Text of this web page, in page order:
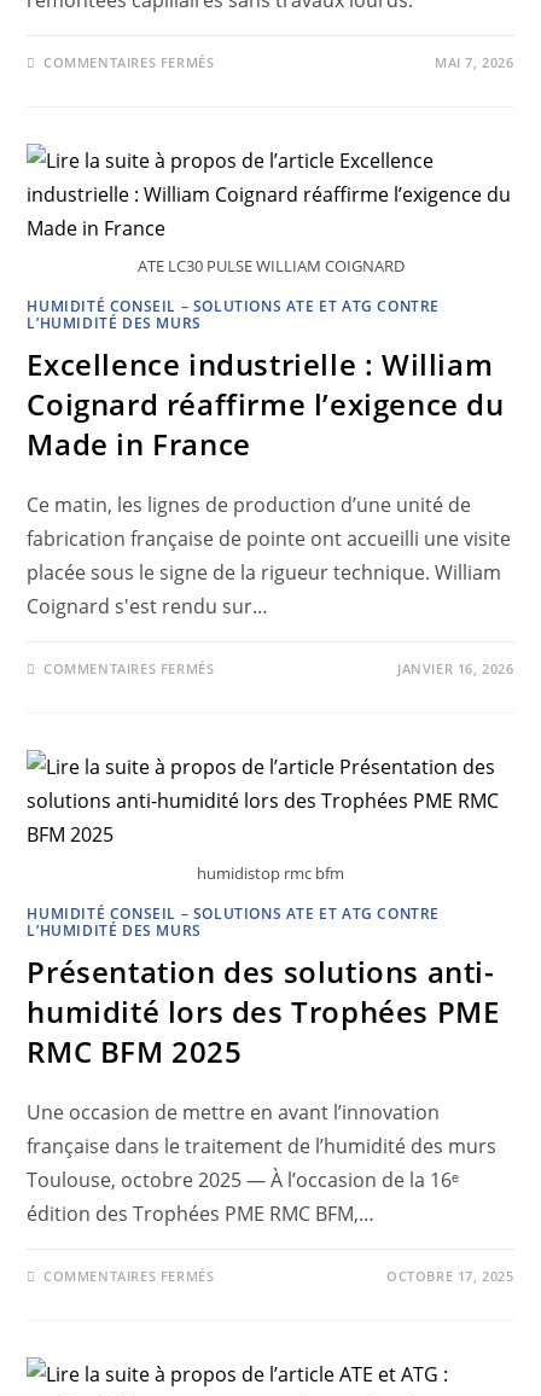
COMMENTAIRES FERMÉS MAI 7, 2026
ATE LC30 PULSE WILLIAM COIGNARD
HUMIDITÉ CONSEIL – SOLUTIONS ATE ET ATG CONTRE
L’HUMIDITÉ DES MURS
Excellence industrielle : William
Coignard réaffirme l’exigence du
Made in France
Ce matin, les lignes de production d’une unité de
fabrication française de pointe ont accueilli une visite
placée sous le signe de la rigueur technique. William
Coignard s'est rendu sur…
COMMENTAIRES FERMÉS JANVIER 16, 2026
humidistop rmc bfm
HUMIDITÉ CONSEIL – SOLUTIONS ATE ET ATG CONTRE
L’HUMIDITÉ DES MURS
Présentation des solutions anti-
humidité lors des Trophées PME
RMC BFM 2025
Une occasion de mettre en avant l’innovation
française dans le traitement de l’humidité des murs
Toulouse, octobre 2025 — À l’occasion de la 16ᵉ
édition des Trophées PME RMC BFM,…
COMMENTAIRES FERMÉS OCTOBRE 17, 2025